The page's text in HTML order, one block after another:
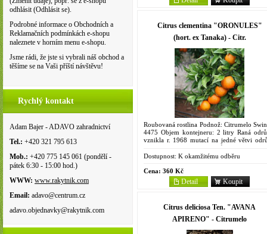
odhlásit (Odhlásit se).
Podrobné informace o Obchodních a
Reklamačních podmínkách e-shopu
naleznete v horním menu e-shopu.
Jsme rádi, že jste si vybrali náš obchod a
těšíme se na Vaši příští návštěvu!
Rychlý kontakt
Adam Bajer - ADAVO zahradnictví
Tel.: +420 321 795 613
Mob.: +420 775 145 061 (pondělí -
pátek 6:30 - 15:00 hod.)
WWW: www.rakytnik.com
Email: adavo@centrum.cz
adavo.objednavky@rakytnik.com
Citrus clementina "ORONULES"
(hort. ex Tanaka) - Citr.
Roubovaná rostlina Podnož: Citrumelo
4475 Objem kontejneru: 2 litry Raná
vznikla r. 1968 mutací na jedné větvi
"Nules", dle jiných pramenů přímo z
"Fina" ve...
Dostupnost: K okamžitému odběru
Cena: 360 Kč
Koupit
Detail
Citrus deliciosa Ten. "AVANA
APIRENO" - Citrumelo